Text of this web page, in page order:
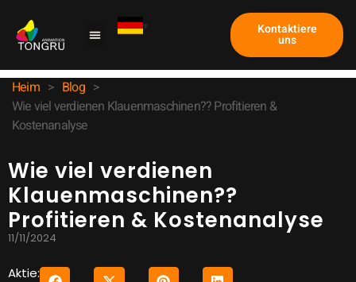
Kontaktiere
uns
Heim > Blog >
Wie viel verdienen Klauenmaschinen?? Profitieren &
Kostenanalyse
Wie viel verdienen
Klauenmaschinen??
Profitieren & Kostenanalyse
11/11/2024
Aktie: